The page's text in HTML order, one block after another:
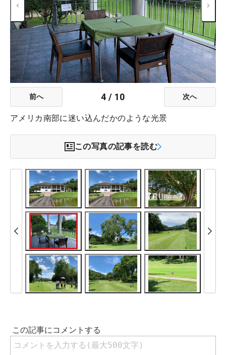
前へ 4 / 10 次へ
アメリカ南部に迷い込んだかのような光景
この写真の記事を読む